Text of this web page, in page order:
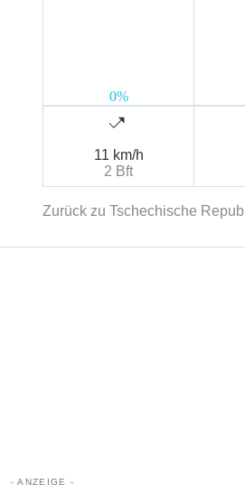
11 km/h
2 Bft
Zurück zu Tschechische